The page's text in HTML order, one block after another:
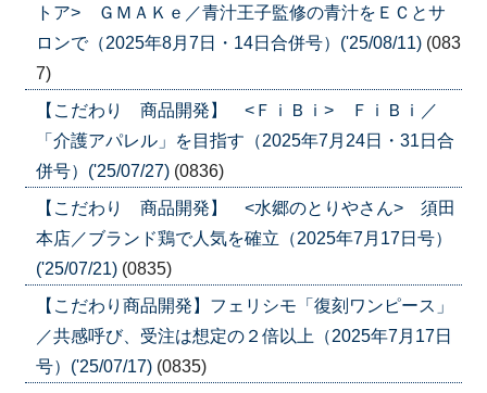
トア> ＧＭＡＫｅ／青汁王子監修の青汁をＥＣとサ
ロンで（2025年8月7日・14日合併号）('25/08/11) (083
7)
【こだわり 商品開発】 <ＦｉＢｉ> ＦｉＢｉ／
「介護アパレル」を目指す（2025年7月24日・31日合
併号）('25/07/27) (0836)
【こだわり 商品開発】 <水郷のとりやさん> 須田
本店／ブランド鶏で人気を確立（2025年7月17日号）
('25/07/21) (0835)
【こだわり商品開発】フェリシモ「復刻ワンピース」
／共感呼び、受注は想定の２倍以上（2025年7月17日
号）('25/07/17) (0835)